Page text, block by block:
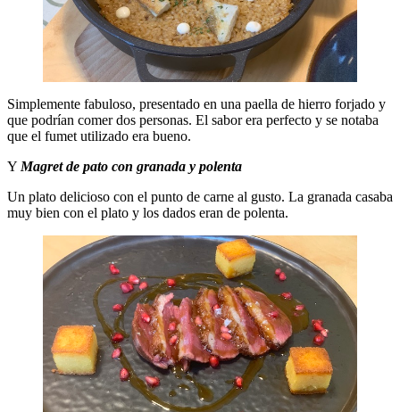
Simplemente fabuloso, presentado en una paella de hierro forjado y
que podrían comer dos personas. El sabor era perfecto y se notaba
que el fumet utilizado era bueno.
Y Magret de pato con granada y polenta
Un plato delicioso con el punto de carne al gusto. La granada casaba
muy bien con el plato y los dados eran de polenta.